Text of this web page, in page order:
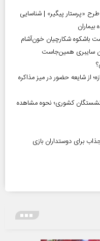
طرح «پرستار پیگیر» | شناسایی
سایبری همین‌جاست
شایعه حضور در میز مذاکره
تومانی بازنشستگان کشوری؛ نحوه مشاهده